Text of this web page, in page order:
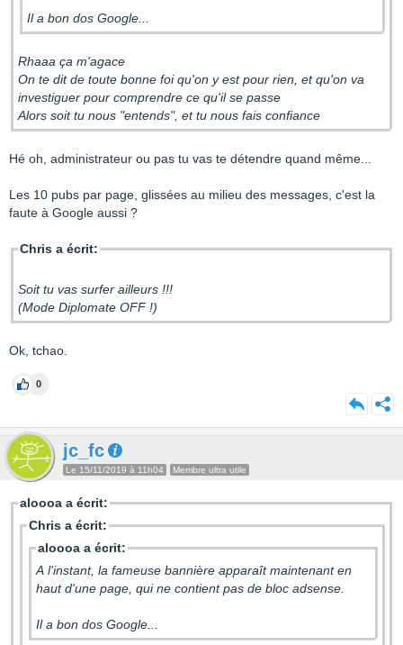
Il a bon dos Google...
Rhaaa ça m'agace
On te dit de toute bonne foi qu'on y est pour rien, et qu'on va
investiguer pour comprendre ce qu'il se passe
Alors soit tu nous "entends", et tu nous fais confiance
Hé oh, administrateur ou pas tu vas te détendre quand même...
Les 10 pubs par page, glissées au milieu des messages, c'est la
faute à Google aussi ?
Chris a écrit:
Soit tu vas surfer ailleurs !!!
(Mode Diplomate OFF !)
Ok, tchao.
0
jc_fc
Le 15/11/2019 à 11h04 Membre ultra utile
aloooa a écrit:
Chris a écrit:
aloooa a écrit:
A l'instant, la fameuse bannière apparaît maintenant en
haut d'une page, qui ne contient pas de bloc adsense.
Il a bon dos Google...